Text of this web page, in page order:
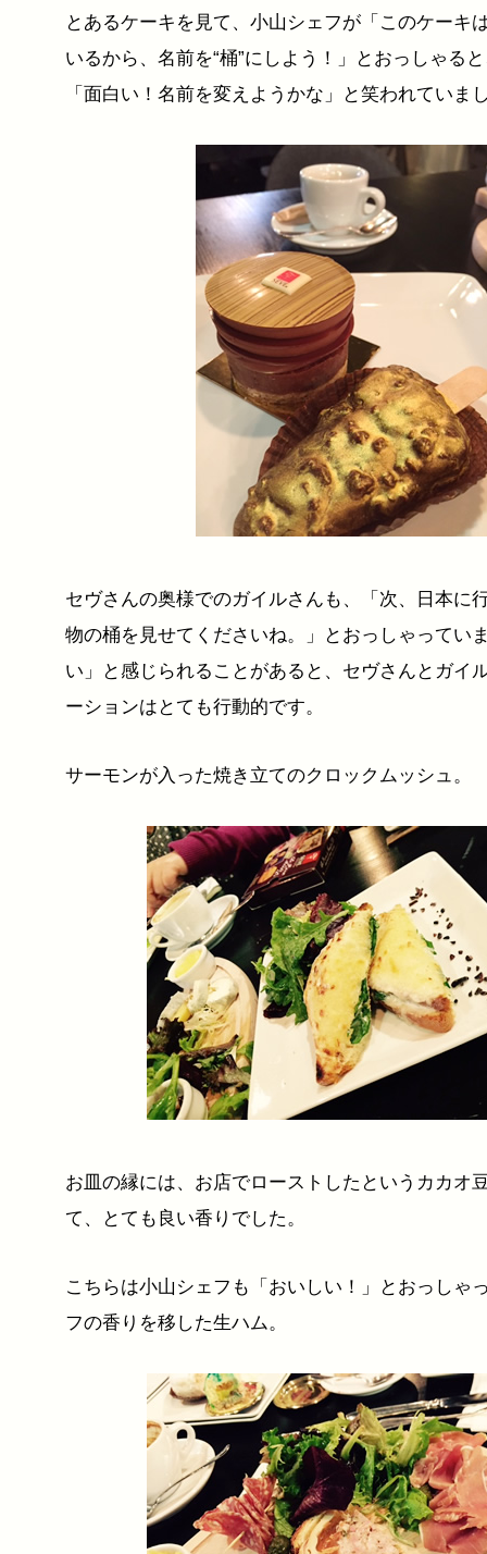
とあるケーキを見て、小山シェフが「このケーキ
いるから、名前を“桶”にしよう！」とおっしゃる
「面白い！名前を変えようかな」と笑われていま
セヴさんの奥様でのガイルさんも、「次、日本に
物の桶を見せてくださいね。」とおっしゃってい
い」と感じられることがあると、セヴさんとガイ
ーションはとても行動的です。
サーモンが入った焼き立てのクロックムッシュ。
お皿の縁には、お店でローストしたというカカオ
て、とても良い香りでした。
こちらは小山シェフも「おいしい！」とおっしゃ
フの香りを移した生ハム。